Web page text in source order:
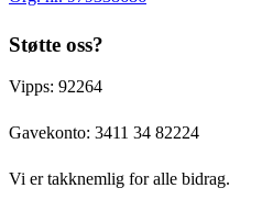
Støtte oss?
Vipps: 92264
Gavekonto: 3411 34 82224
Vi er takknemlig for alle bidrag.